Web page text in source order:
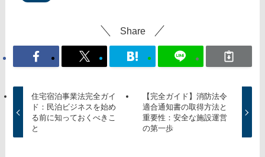
Share
住宅宿泊事業法完全ガイ
ド：民泊ビジネスを始め
る前に知っておくべきこ
と
【完全ガイド】消防法令
適合通知書の取得方法と
重要性：安全な施設運営
の第一歩